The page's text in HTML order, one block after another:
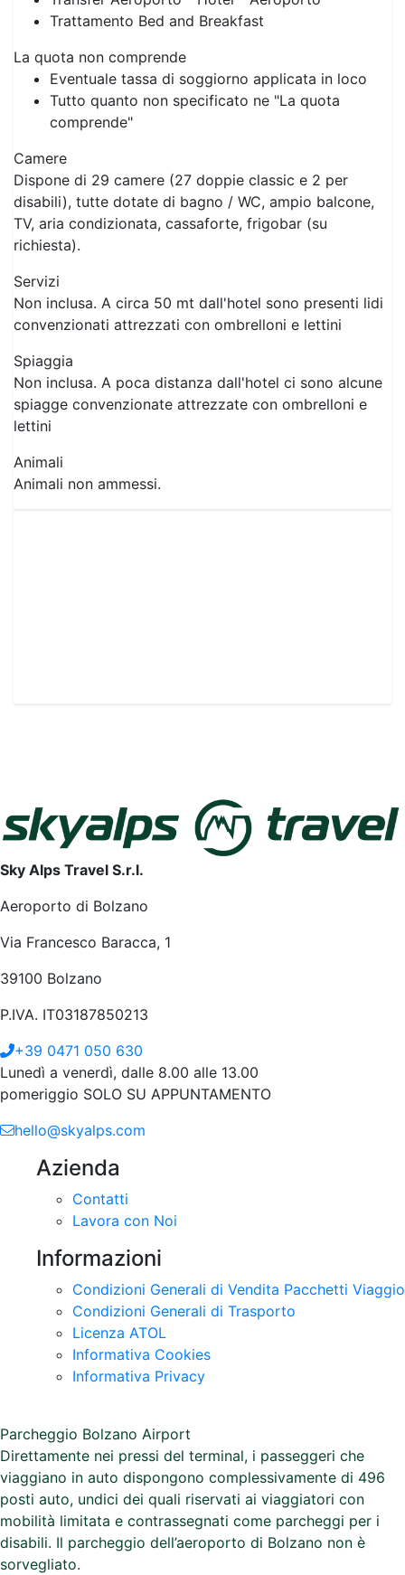
Trattamento Bed and Breakfast
La quota non comprende
Eventuale tassa di soggiorno applicata in loco
Tutto quanto non specificato ne "La quota
comprende"
Camere
Dispone di 29 camere (27 doppie classic e 2 per
disabili), tutte dotate di bagno / WC, ampio balcone,
TV, aria condizionata, cassaforte, frigobar (su
richiesta).
Servizi
Non inclusa. A circa 50 mt dall'hotel sono presenti lidi
convenzionati attrezzati con ombrelloni e lettini
Spiaggia
Non inclusa. A poca distanza dall'hotel ci sono alcune
spiagge convenzionate attrezzate con ombrelloni e
lettini
Animali
Animali non ammessi.
Sky Alps Travel S.r.l.
Aeroporto di Bolzano
Via Francesco Baracca, 1
39100 Bolzano
P.IVA. IT03187850213
+39 0471 050 630
Lunedì a venerdì, dalle 8.00 alle 13.00
pomeriggio SOLO SU APPUNTAMENTO
hello@skyalps.com
Azienda
Contatti
Lavora con Noi
Informazioni
Condizioni Generali di Vendita Pacchetti Viaggio
Condizioni Generali di Trasporto
Licenza ATOL
Informativa Cookies
Informativa Privacy
Parcheggio Bolzano Airport
Direttamente nei pressi del terminal, i passeggeri che
viaggiano in auto dispongono complessivamente di 496
posti auto, undici dei quali riservati ai viaggiatori con
mobilità limitata e contrassegnati come parcheggi per i
disabili. Il parcheggio dell’aeroporto di Bolzano non è
sorvegliato.